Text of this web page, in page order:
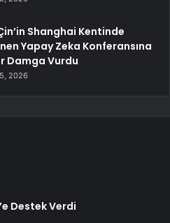
Shanghai Kentinde
Yapay Zeka Konferansına
Damga Vurdu
2026
Destek Verdi